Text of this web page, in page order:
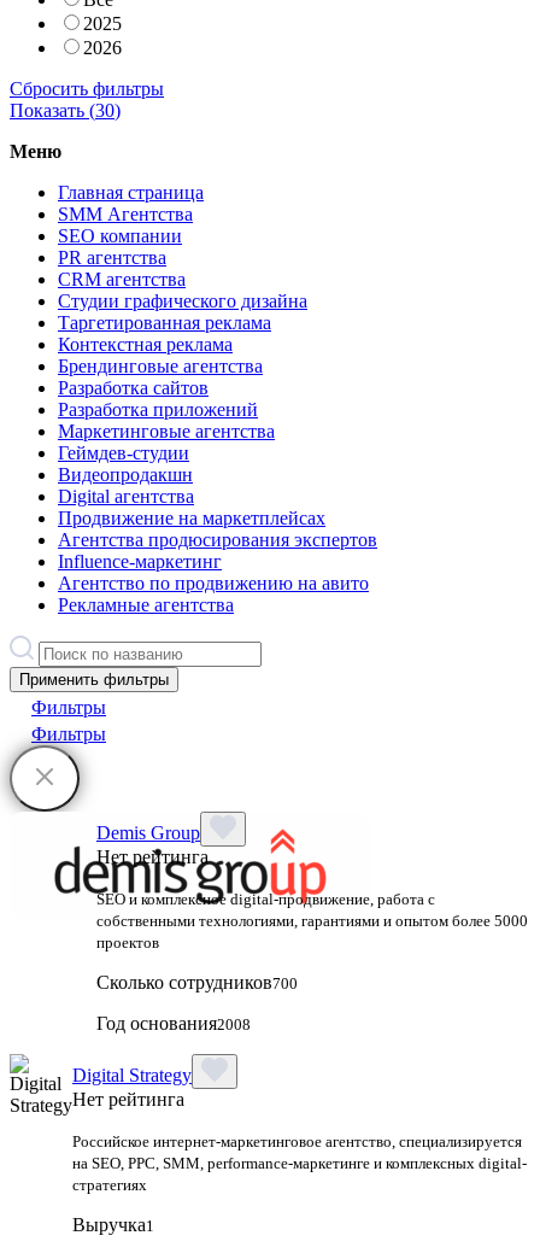
2025
2026
Сбросить фильтры
Показать (30)
Меню
Главная страница
SMM Агентства
SEO компании
PR агентства
CRM агентства
Студии графического дизайна
Таргетированная реклама
Контекстная реклама
Брендинговые агентства
Разработка сайтов
Разработка приложений
Маркетинговые агентства
Геймдев-студии
Видеопродакшн
Digital агентства
Продвижение на маркетплейсах
Агентства продюсирования экспертов
Influence-маркетинг
Агентство по продвижению на авито
Рекламные агентства
Применить фильтры
Фильтры
Фильтры
Demis Group
Нет рейтинга
SEO и комплексное digital-продвижение, работа с
собственными технологиями, гарантиями и опытом более 5000
проектов
Сколько сотрудников700
Год основания2008
Digital Strategy
Нет рейтинга
Российское интернет-маркетинговое агентство, специализируется
на SEO, PPC, SMM, performance-маркетинге и комплексных digital-
стратегиях
Выручка1